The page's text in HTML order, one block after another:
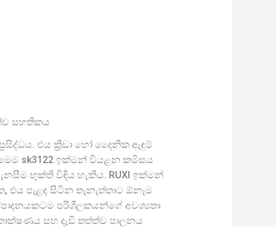
සහතිකය
එය ක්‍රීඩා හෝ දෛනික ඇඳුම්
මෙම sk3122 ඉක්මන් වියළන කමිසය
භුක්ති විඳිය හැකිය. RUXI ඉක්මන්
පැළඳ සිටින තැනැත්තාට ඕනෑම
පරිශීලකයන්ගේ අවශ්‍යතා
සහ දැඩි තත්ත්ව පාලනය